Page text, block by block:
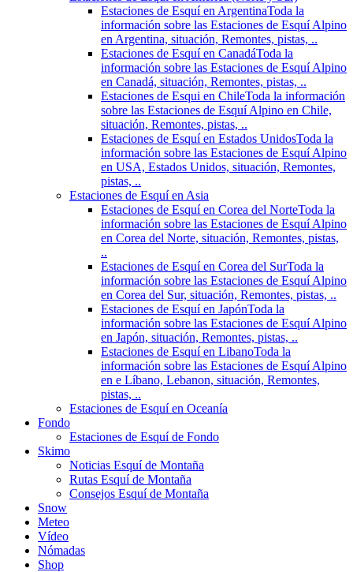
Estaciones de Esquí en ArgentinaToda la
información sobre las Estaciones de Esquí Alpino
en Argentina, situación, Remontes, pistas, ..
Estaciones de Esquí en CanadáToda la
información sobre las Estaciones de Esquí Alpino
en Canadá, situación, Remontes, pistas, ..
Estaciones de Esqui en ChileToda la información
sobre las Estaciones de Esquí Alpino en Chile,
situación, Remontes, pistas, ..
Estaciones de Esquí en Estados UnidosToda la
información sobre las Estaciones de Esquí Alpino
en USA, Estados Unidos, situación, Remontes,
pistas, ..
Estaciones de Esquí en Asia
Estaciones de Esquí en Corea del NorteToda la
información sobre las Estaciones de Esquí Alpino
en Corea del Norte, situación, Remontes, pistas,
..
Estaciones de Esquí en Corea del SurToda la
información sobre las Estaciones de Esquí Alpino
en Corea del Sur, situación, Remontes, pistas, ..
Estaciones de Esquí en JapónToda la
información sobre las Estaciones de Esquí Alpino
en Japón, situación, Remontes, pistas, ..
Estaciones de Esquí en LibanoToda la
información sobre las Estaciones de Esquí Alpino
en e Líbano, Lebanon, situación, Remontes,
pistas, ..
Estaciones de Esquí en Oceanía
Fondo
Estaciones de Esquí de Fondo
Skimo
Noticias Esquí de Montaña
Rutas Esquí de Montaña
Consejos Esquí de Montaña
Snow
Meteo
Vídeo
Nómadas
Shop